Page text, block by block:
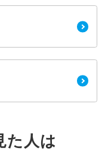
た人は